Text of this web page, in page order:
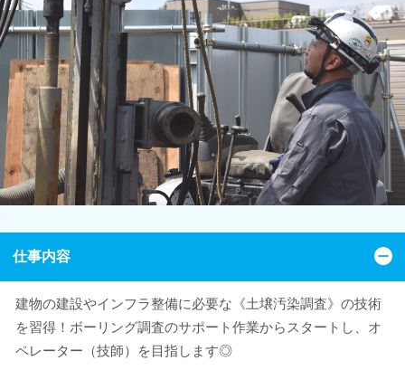
仕事内容
建物の建設やインフラ整備に必要な《土壌汚染調査》の技術
を習得！ボーリング調査のサポート作業からスタートし、オ
ペレーター（技師）を目指します◎